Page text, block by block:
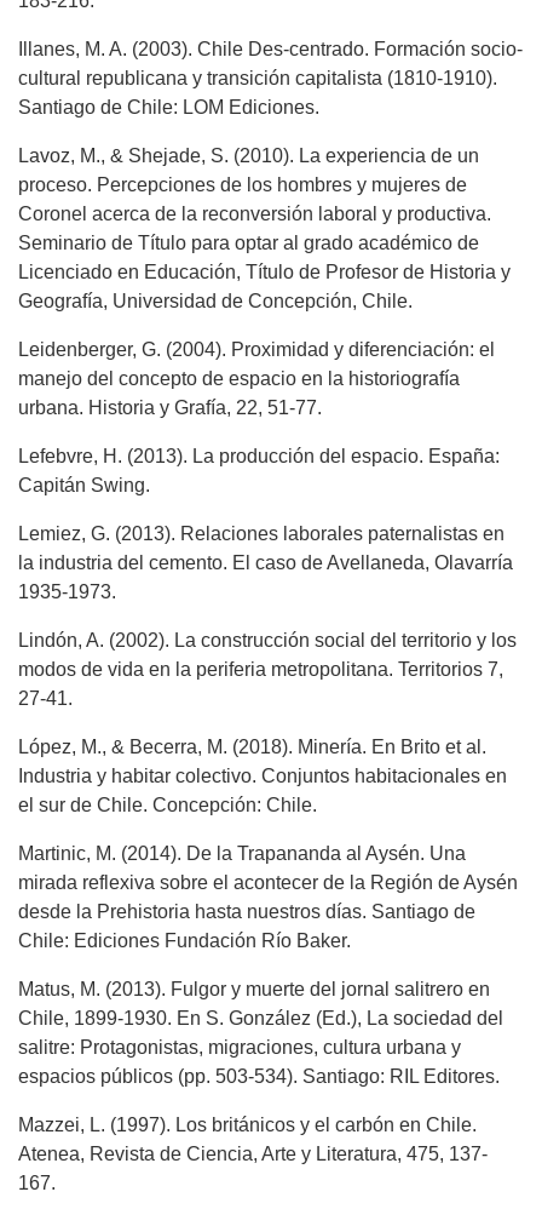
Illanes, M. A. (2003). Chile Des-centrado. Formación socio-
cultural republicana y transición capitalista (1810-1910).
Santiago de Chile: LOM Ediciones.
Lavoz, M., & Shejade, S. (2010). La experiencia de un
proceso. Percepciones de los hombres y mujeres de
Coronel acerca de la reconversión laboral y productiva.
Seminario de Título para optar al grado académico de
Licenciado en Educación, Título de Profesor de Historia y
Geografía, Universidad de Concepción, Chile.
Leidenberger, G. (2004). Proximidad y diferenciación: el
manejo del concepto de espacio en la historiografía
urbana. Historia y Grafía, 22, 51-77.
Lefebvre, H. (2013). La producción del espacio. España:
Capitán Swing.
Lemiez, G. (2013). Relaciones laborales paternalistas en
la industria del cemento. El caso de Avellaneda, Olavarría
1935-1973.
Lindón, A. (2002). La construcción social del territorio y los
modos de vida en la periferia metropolitana. Territorios 7,
27-41.
López, M., & Becerra, M. (2018). Minería. En Brito et al.
Industria y habitar colectivo. Conjuntos habitacionales en
el sur de Chile. Concepción: Chile.
Martinic, M. (2014). De la Trapananda al Aysén. Una
mirada reflexiva sobre el acontecer de la Región de Aysén
desde la Prehistoria hasta nuestros días. Santiago de
Chile: Ediciones Fundación Río Baker.
Matus, M. (2013). Fulgor y muerte del jornal salitrero en
Chile, 1899-1930. En S. González (Ed.), La sociedad del
salitre: Protagonistas, migraciones, cultura urbana y
espacios públicos (pp. 503-534). Santiago: RIL Editores.
Mazzei, L. (1997). Los británicos y el carbón en Chile.
Atenea, Revista de Ciencia, Arte y Literatura, 475, 137-
167.